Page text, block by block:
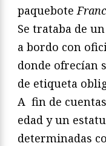
paquebote
Se trataba de
a bordo con
donde ofrecían
de etiqueta
A fin de
edad y un
determinadas